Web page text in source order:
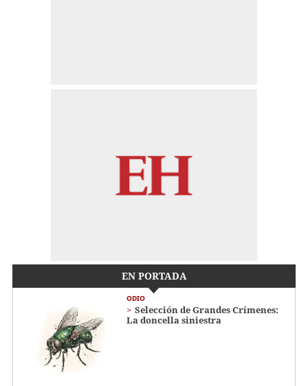
EN PORTADA
ODIO
Selección de Grandes Crímenes:
La doncella siniestra